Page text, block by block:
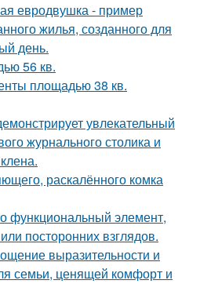
евродвушка - пример
жилья, созданного для
день.
56 кв.
площадью 38 кв.
увлекательный
журнального столика и
раскалённого комка
функциональный элемент,
посторонних взглядов.
выразительности и
семьи, ценящей комфорт и